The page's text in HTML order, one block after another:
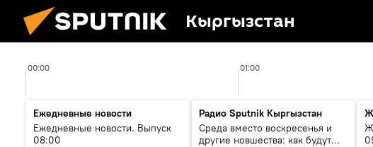
Кыргызстан
00:00 01:00
Ежедневные новости
Ежедневные новости. Выпуск
08:00
Радио Sputnik Кыргызстан
Среда вместо воскресенья и
другие новшества: как будут